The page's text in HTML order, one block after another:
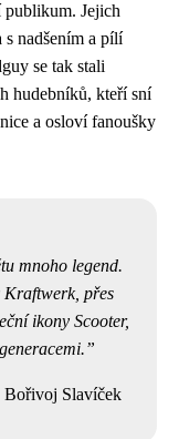
publikum. Jejich
s nadšením a pílí
se tak stali
hudebníků, kteří sní
a osloví fanoušky
mnoho legend.
Kraftwerk, přes
ikony Scooter,
Bořivoj Slavíček